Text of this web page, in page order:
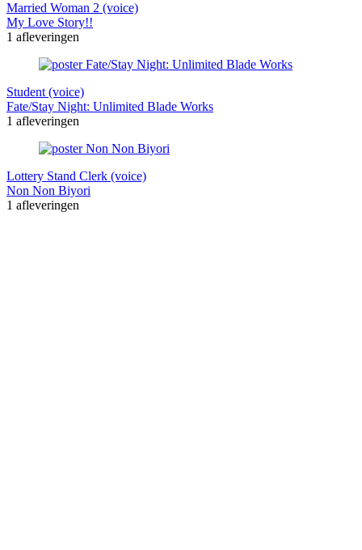
Married Woman 2 (voice)
My Love Story!!
1 afleveringen
Student (voice)
Fate/Stay Night: Unlimited Blade Works
1 afleveringen
Lottery Stand Clerk (voice)
Non Non Biyori
1 afleveringen